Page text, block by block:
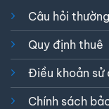
Câu hỏi
Quy định thuê
Điều khoản sử
Chính sách